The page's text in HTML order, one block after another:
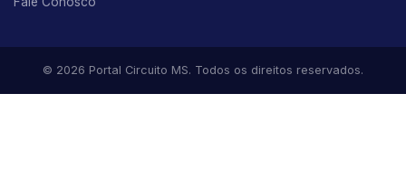
© 2026 Portal Circuito MS. Todos os direitos reservados.